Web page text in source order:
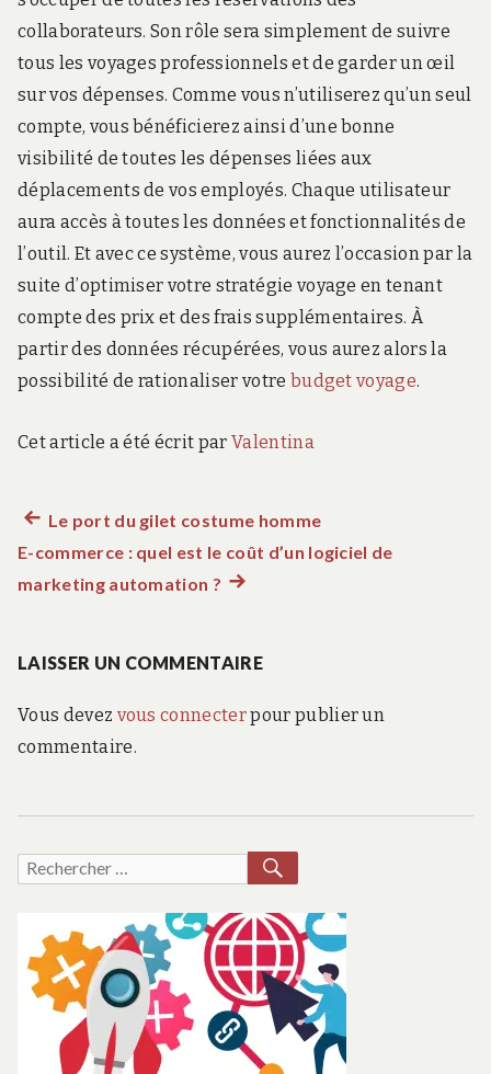
collaborateurs. Son rôle sera simplement de suivre
tous les voyages professionnels et de garder un œil
sur vos dépenses. Comme vous n’utiliserez qu’un seul
compte, vous bénéficierez ainsi d’une bonne
visibilité de toutes les dépenses liées aux
déplacements de vos employés. Chaque utilisateur
aura accès à toutes les données et fonctionnalités de
l’outil. Et avec ce système, vous aurez l’occasion par la
suite d’optimiser votre stratégie voyage en tenant
compte des prix et des frais supplémentaires. À
partir des données récupérées, vous aurez alors la
possibilité de rationaliser votre budget voyage.
Cet article a été écrit par Valentina
Navigation
de
Article
précédent :
Le port du gilet costume homme
E-commerce : quel est le coût d’un logiciel de
marketing automation ? Article
LAISSER UN COMMENTAIRE
Vous devez vous connecterpour publier un
commentaire.
Recherche